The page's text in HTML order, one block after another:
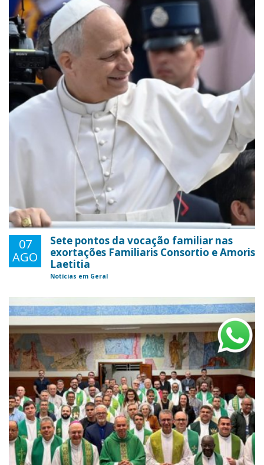
07
AGO
Sete pontos da vocação familiar nas
exortações Familiaris Consortio e Amoris
Laetitia
Notícias em Geral